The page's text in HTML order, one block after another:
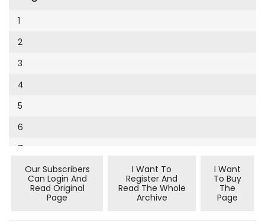
Cumhuriyet Sağlıklı Beslenme
Cumhuriyet Sokak
Cumhuriyet Spor
Cumhuriyet Strateji
Cumhuriyet Tarım
Cumhuriyet Yılbaşı
Çerçeve Eki
Dergi Eki
Ekonomi Eki
1994
9
10
11
12
13
14
15
16
1
2
3
4
5
6
7
Our Subscribers
Can Login And
Read Original
Page
I Want To
Register And
Read The Whole
Archive
I Want
To Buy
The
Page